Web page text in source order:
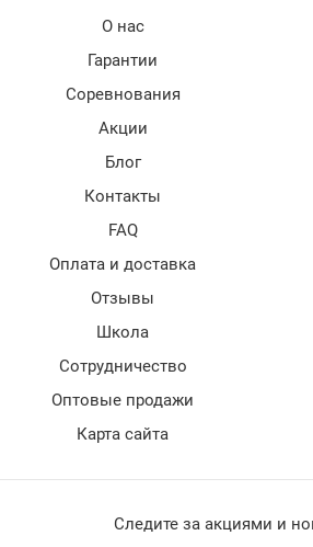
О нас
Гарантии
Соревнования
Акции
Блог
Контакты
FAQ
Оплата и доставка
Отзывы
Школа
Сотрудничество
Оптовые продажи
Карта сайта
Следите за акциями и